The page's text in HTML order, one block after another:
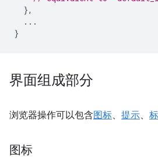
},
...
}
界面组成部分
浏览器操作可以包含图标、 提示、
图标